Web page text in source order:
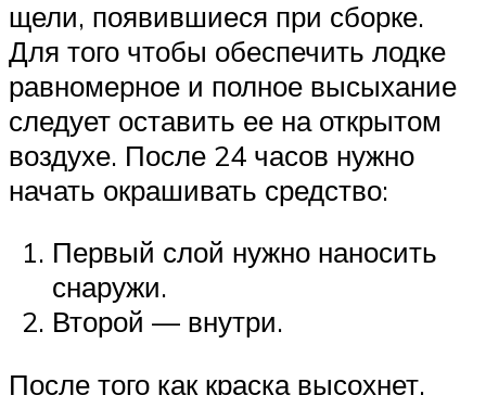
щели, появившиеся при сборке.
Для того чтобы обеспечить лодке
равномерное и полное высыхание
следует оставить ее на открытом
воздухе. После 24 часов нужно
начать окрашивать средство:
Первый слой нужно наносить
снаружи.
Второй — внутри.
После того как краска высохнет,